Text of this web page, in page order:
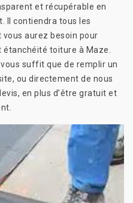
et récupérable en
Il contiendra tous les
aurez besoin pour
toiture à Maze.
suffit que de remplir un
ou directement de nous
en plus d’être gratuit et